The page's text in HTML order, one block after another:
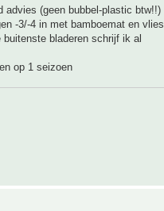
advies (geen bubbel-plastic btw!!)
-3/-4 in met bamboemat en vlies
bladeren schrijf ik al
op 1 seizoen